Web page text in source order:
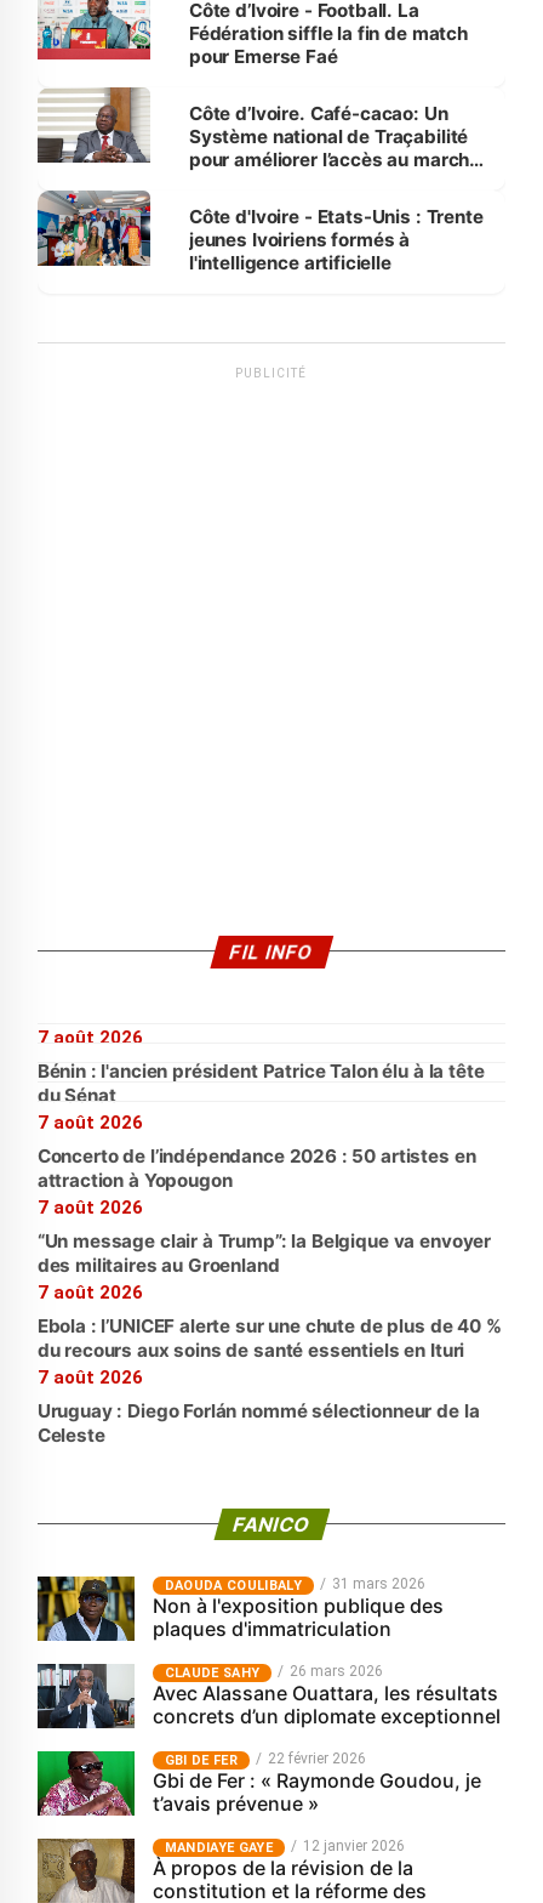
Côte d’Ivoire - Football. La
Fédération siffle la fin de match
pour Emerse Faé
Côte d’Ivoire. Café-cacao: Un
Système national de Traçabilité
pour améliorer l’accès au marché
Côte d'Ivoire - Etats-Unis : Trente
jeunes Ivoiriens formés à
l'intelligence artificielle
PUBLICITÉ
FIL INFO
7 août 2026
Bénin : l'ancien président Patrice Talon élu à la tête
du Sénat
7 août 2026
Concerto de l’indépendance 2026 : 50 artistes en
attraction à Yopougon
7 août 2026
“Un message clair à Trump”: la Belgique va envoyer
des militaires au Groenland
7 août 2026
Ebola : l’UNICEF alerte sur une chute de plus de 40 %
du recours aux soins de santé essentiels en Ituri
7 août 2026
Uruguay : Diego Forlán nommé sélectionneur de la
Celeste
FANICO
‎DAOUDA COULIBALY 31 mars 2026
Non à l'exposition publique des
plaques d'immatriculation
CLAUDE SAHY 26 mars 2026
Avec Alassane Ouattara, les résultats
concrets d’un diplomate exceptionnel
GBI DE FER 22 février 2026
Gbi de Fer : « Raymonde Goudou, je
t’avais prévenue »
MANDIAYE GAYE 12 janvier 2026
À propos de la révision de la
constitution et la réforme des